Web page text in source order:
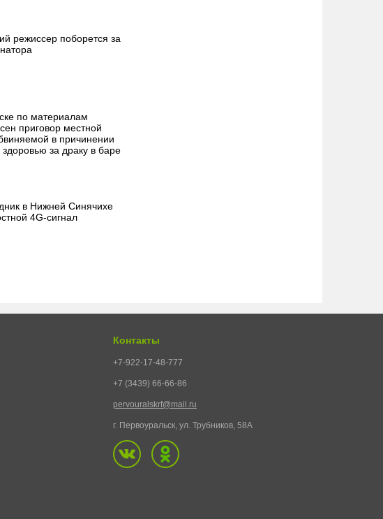
режиссер поборется за
по материалам
приговор местной
в причинении
здоровью за драку в баре
в Нижней Синячихе
4G-сигнал
Контакты
+7-922-17-48-777
+7 (3439) 66-66-86
pervouralskrf@mail.ru
г. Первоуральск, ул. Трубников, 58А